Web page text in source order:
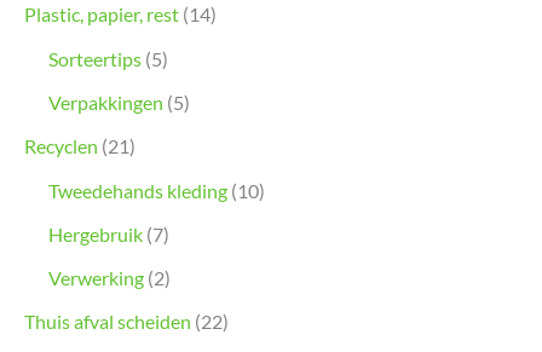
Plastic, papier, rest (14)
Sorteertips (5)
Verpakkingen (5)
Recyclen (21)
Tweedehands kleding (10)
Hergebruik (7)
Verwerking (2)
Thuis afval scheiden (22)